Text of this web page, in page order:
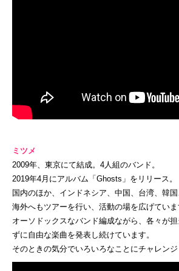
ミツメ
2009年、東京にて結成。4人組のバンド。
2019年4月にアルバム「Ghosts」をリリース。
国内のほか、インドネシア、中国、台湾、韓
海外へもツアーを行い、活動の場を広げていま
オーソドックスなバンド編成ながら、各々が
ずに自由な楽曲を発表し続けています。
そのときの気分でいろいろなことにチャレンジ